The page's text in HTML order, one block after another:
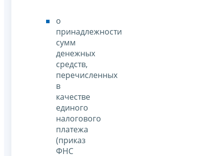
о
принадлежности
сумм
денежных
средств,
перечисленных
в
качестве
единого
налогового
платежа
(приказ
ФНС